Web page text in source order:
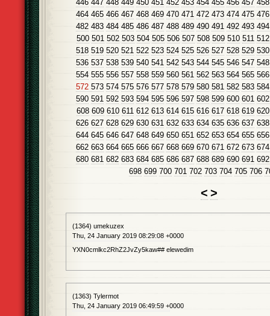
446 447 448 449 450 451 452 453 454 455 456 457 458
464 465 466 467 468 469 470 471 472 473 474 475 476
482 483 484 485 486 487 488 489 490 491 492 493 494
500 501 502 503 504 505 506 507 508 509 510 511 512
518 519 520 521 522 523 524 525 526 527 528 529 530
536 537 538 539 540 541 542 543 544 545 546 547 548
554 555 556 557 558 559 560 561 562 563 564 565 566
572 573 574 575 576 577 578 579 580 581 582 583 584
590 591 592 593 594 595 596 597 598 599 600 601 602
608 609 610 611 612 613 614 615 616 617 618 619 620
626 627 628 629 630 631 632 633 634 635 636 637 638
644 645 646 647 648 649 650 651 652 653 654 655 656
662 663 664 665 666 667 668 669 670 671 672 673 674
680 681 682 683 684 685 686 687 688 689 690 691 692
698 699 700 701 702 703 704 705 706
< >
(1364) umekuzex
Thu, 24 January 2019 08:29:08 +0000
YXN0cmlkc2RhZ2JvZy5kaw## elewedim
(1363) Tylermot
Thu, 24 January 2019 06:49:59 +0000